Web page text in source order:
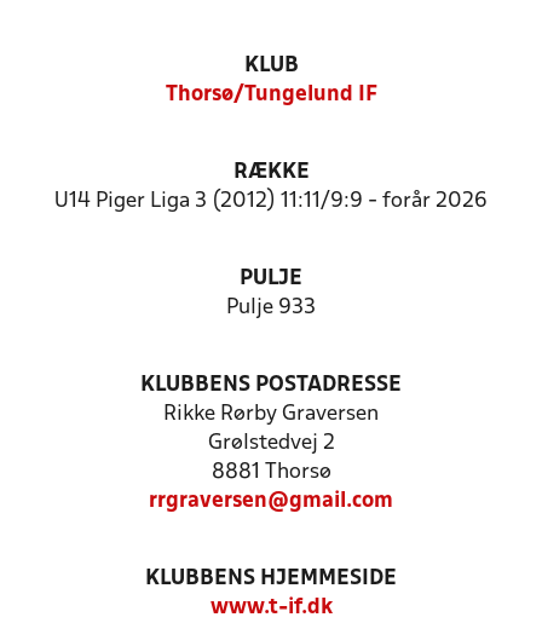
KLUB
Thorsø/Tungelund IF
RÆKKE
U14 Piger Liga 3 (2012) 11:11/9:9 - forår 2026
PULJE
Pulje 933
KLUBBENS POSTADRESSE
Rikke Rørby Graversen
Grølstedvej 2
8881 Thorsø
rrgraversen@gmail.com
KLUBBENS HJEMMESIDE
www.t-if.dk